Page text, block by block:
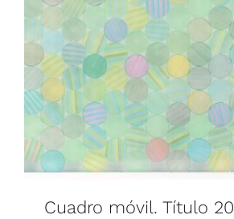
Cuadro móvil. Título 20